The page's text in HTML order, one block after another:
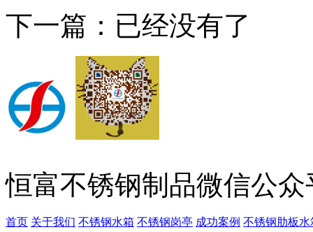
下一篇：已经没有了
恒富不锈钢制品微信公众
首页 关于我们 不锈钢水箱 不锈钢岗亭 成功案例 不锈钢肋板水